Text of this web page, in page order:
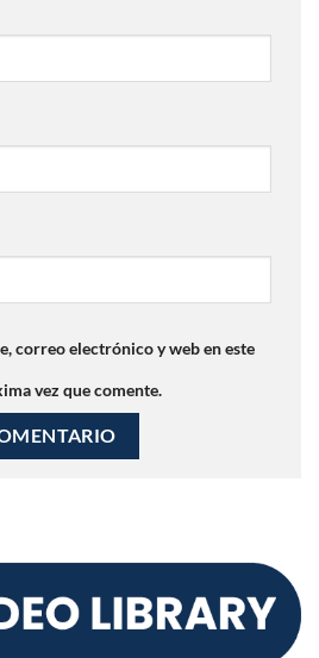
correo electrónico y web en este
vez que comente.